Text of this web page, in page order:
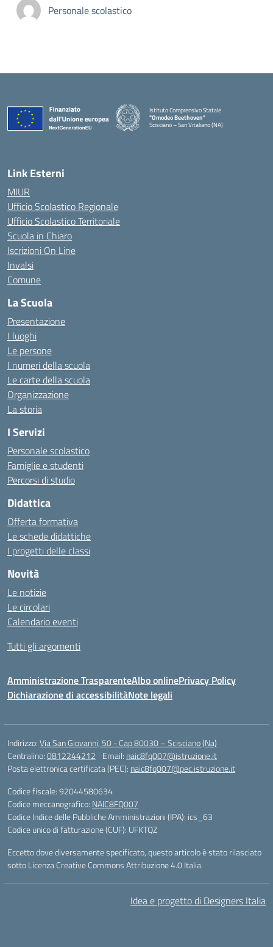
Personale scolastico
Istituto Comprensivo Statale
"Omodeo Beethoven"
Scisciano – San Vitaliano (NA)
Link Esterni
MIUR
Ufficio Scolastico Regionale
Ufficio Scolastico Territoriale
Scuola in Chiaro
Iscrizioni On Line
Invalsi
Comune
La Scuola
Presentazione
I luoghi
Le persone
I numeri della scuola
Le carte della scuola
Organizzazione
La storia
I Servizi
Personale scolastico
Famiglie e studenti
Percorsi di studio
Didattica
Offerta formativa
Le schede didattiche
I progetti delle classi
Novità
Le notizie
Le circolari
Calendario eventi
Tutti gli argomenti
Amministrazione TrasparenteAlbo onlinePrivacy Policy
Dichiarazione di accessibilitàNote legali
Indirizzo:Via San Giovanni, 50 - Cap 80030 – Scisciano (Na)
Centralino:0812244212 Email: naic8fq007@istruzione.it
Posta elettronica certificata (PEC): naic8fq007@pec.istruzione.it
Codice fiscale: 92044580634
Codice meccanografico: NAIC8FQ007
Codice Indice delle Pubbliche Amministrazioni (IPA): ics_63
Codice unico di fatturazione (CUF): UFKTQZ
Eccetto dove diversamente specificato, questo articolo è stato rilasciato
sotto Licenza Creative Commons Attribuzione 4.0 Italia.
Idea e progetto di Designers Italia